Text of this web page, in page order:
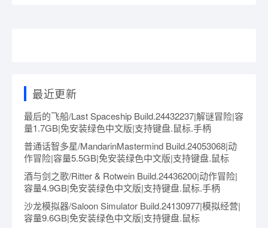
最近更新
最后的飞船/Last Spaceship Build.24432237|解谜冒险|容
量1.7GB|免安装绿色中文版|支持键盘.鼠标.手柄
普通话智多星/MandarinMastermind Build.24053068|动
作冒险|容量5.5GB|免安装绿色中文版|支持键盘.鼠标
酒与剑之歌/Ritter & Rotwein Build.24436200|动作冒险|
容量4.9GB|免安装绿色中文版|支持键盘.鼠标.手柄
沙龙模拟器/Saloon Simulator Build.24130977|模拟经营|
容量9.6GB|免安装绿色中文版|支持键盘.鼠标